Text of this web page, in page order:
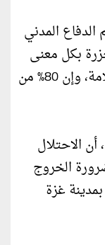
المدني
بكل معنى
الكلمة في مدرستي النصر وحسن سلامة، وإن 80% من
الاحتلال
الخروج
غزة